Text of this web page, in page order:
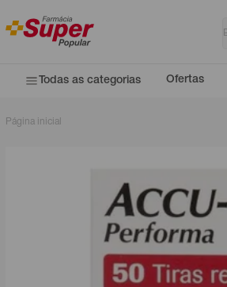
Todas as categorias Ofertas
Página inicial